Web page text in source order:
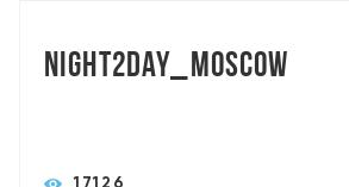
Night2day_Moscow
17126